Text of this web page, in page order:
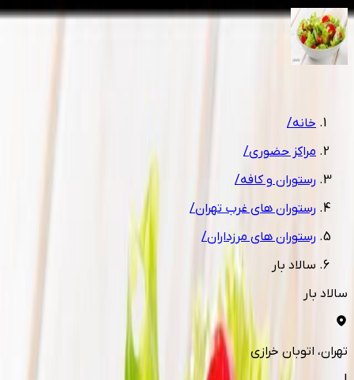
1/1
خانه/
مراکز حضوری/
رستوران و کافه/
رستوران های غرب تهران/
رستوران های مرزداران/
سالاد بار
سالاد بار
تهران، اتوبان خرازی